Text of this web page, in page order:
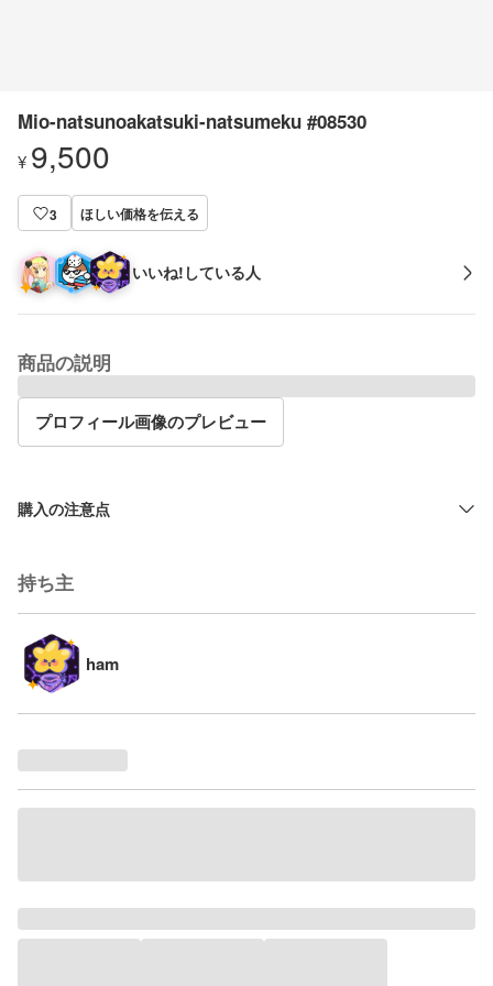
Mio-natsunoakatsuki-natsumeku #08530
¥ 9,500
3 ほしい価格を伝える
いいね!している人
商品の説明
プロフィール画像のプレビュー
購入の注意点
持ち主
ham